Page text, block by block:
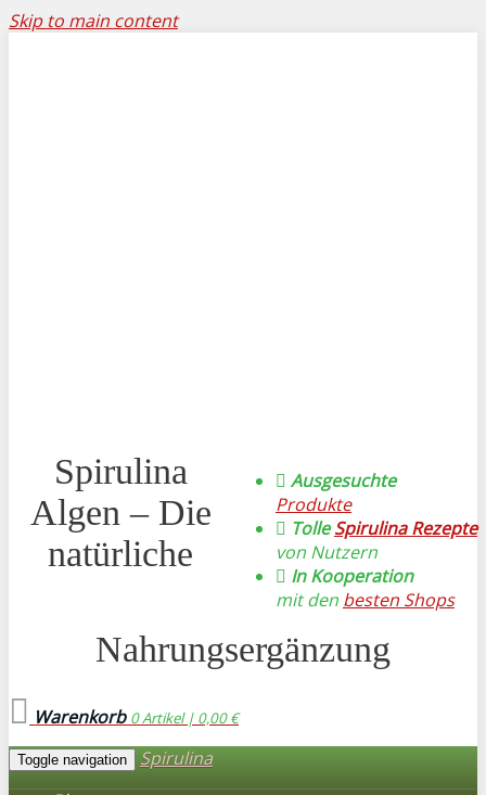
Skip to main content
Ausgesuchte
Produkte
TolleSpirulina Rezepte
von Nutzern
In Kooperation
mit den besten Shops
Spirulina
Algen – Die
natürliche
Nahrungsergänzung
Warenkorb 0Artikel | 0,00 €
Toggle navigation
Spirulina